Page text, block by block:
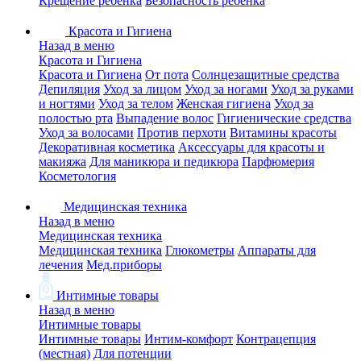
Красота и Гигиена
Назад в меню
Красота и Гигиена
Красота и Гигиена От пота Солнцезащитные средства
Депиляция Уход за лицом Уход за ногами Уход за руками
и ногтями Уход за телом Женская гигиена Уход за
полостью рта Выпадение волос Гигиенические средства
Уход за волосами Против перхоти Витамины красоты
Декоративная косметика Аксессуары для красоты и
макияжа Для маникюра и педикюра Парфюмерия
Косметология
Медицинская техника
Назад в меню
Медицинская техника
Медицинская техника Глюкометры Аппараты для
лечения Мед.приборы
Интимные товары
Назад в меню
Интимные товары
Интимные товары Интим-комфорт Контрацепция
(местная) Для потенции